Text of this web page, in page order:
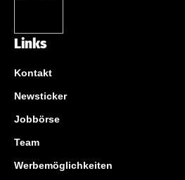
Links
Kontakt
Newsticker
Jobbörse
Team
Werbemöglichkeiten